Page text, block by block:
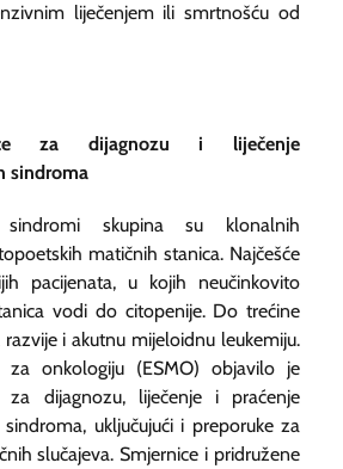
liječenjem ili smrtnošću od
za dijagnozu i liječenje
sindroma
sindromi skupina su klonalnih
matičnih stanica. Najčešće
pacijenata, u kojih neučinkovito
vodi do citopenije. Do trećine
i akutnu mijeloidnu leukemiju.
za onkologiju (ESMO) objavilo je
za dijagnozu, liječenje i praćenje
uključujući i preporuke za
slučajeva. Smjernice i pridružene